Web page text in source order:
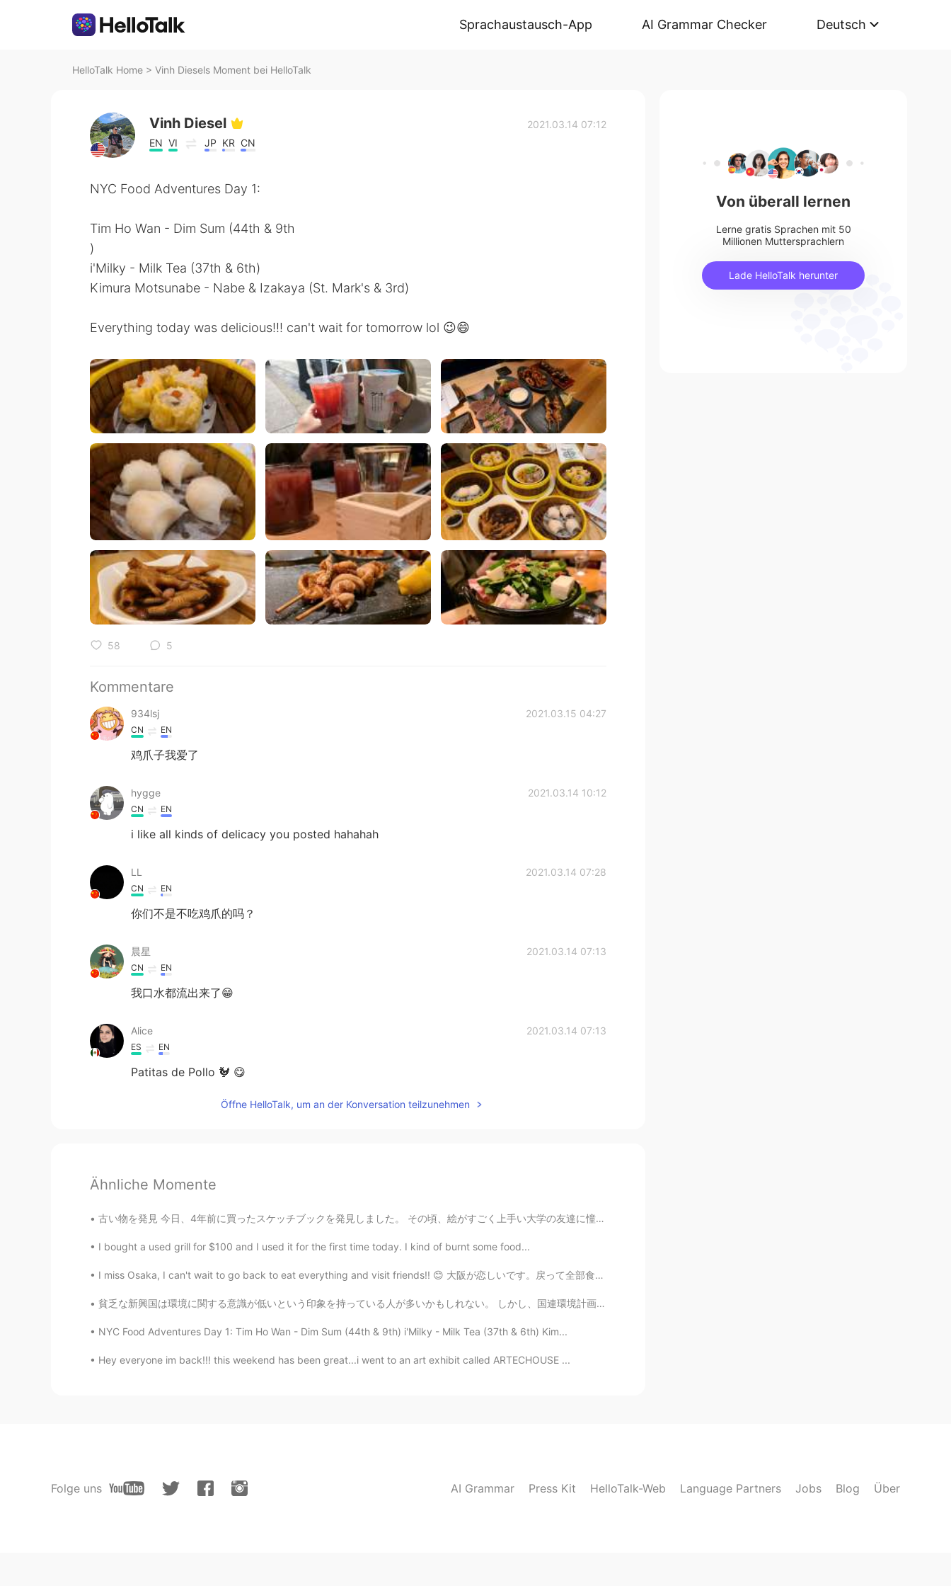
Sprachaustausch-App AI Grammar Checker Deutsch
HelloTalk Home > Vinh Diesels Moment bei HelloTalk
Vinh Diesel
EN VI JP KR CN
2021.03.14 07:12
NYC Food Adventures Day 1:
Tim Ho Wan - Dim Sum (44th & 9th
)
i'Milky - Milk Tea (37th & 6th)
Kimura Motsunabe - Nabe & Izakaya (St. Mark's & 3rd)
Everything today was delicious!!! can't wait for tomorrow lol 😉😄
58 5
Kommentare
934lsj 2021.03.15 04:27
CN EN
鸡爪子我爱了
hygge 2021.03.14 10:12
CN EN
i like all kinds of delicacy you posted hahahah
LL 2021.03.14 07:28
CN EN
你们不是不吃鸡爪的吗？
晨星 2021.03.14 07:13
CN EN
我口水都流出来了😁
Alice 2021.03.14 07:13
ES EN
Patitas de Pollo 🐓 😋
Öffne HelloTalk, um an der Konversation teilzunehmen
Ähnliche Momente
古い物を発見 今日、4年前に買ったスケッチブックを発見しました。 その頃、絵がすごく上手い大学の友達に憧れ、自分も真似しようと思い、このスケッチブックを買いました。 でも、そんなに熱心じゃなか...
I bought a used grill for $100 and I used it for the first time today. I kind of burnt some food...
I miss Osaka, I can't wait to go back to eat everything and visit friends!! 😊 大阪が恋しいです。戻って全部食べて友...
貧乏な新興国は環境に関する意識が低いという印象を持っている人が多いかもしれない。 しかし、国連環境計画(UNEP)が2018年に発表した「使い捨てプラスチックに関するレポート」(*2)によると...
NYC Food Adventures Day 1: Tim Ho Wan - Dim Sum (44th & 9th) i'Milky - Milk Tea (37th & 6th) Kim...
Hey everyone im back!!! this weekend has been great...i went to an art exhibit called ARTECHOUSE ...
Von überall lernen
Lerne gratis Sprachen mit 50
Millionen Muttersprachlern
Lade HelloTalk herunter
Folge uns AI Grammar Press Kit HelloTalk-Web Language Partners Jobs Blog Über